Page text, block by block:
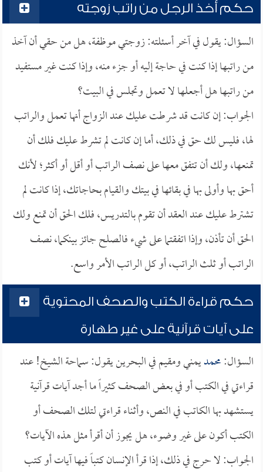
حكم أخذ الرجل من راتب زوجته
السؤال: يقول في آخر أسئلته: زوجتي موظفة، هل من حقي أن آخذ
من راتبها إذا كنت في حاجة إليه أو جزء منه، وإذا كنت غير مستفيد
من راتبها هل أجعلها لا تعمل وتجلس في البيت؟
الجواب: إن كانت قد شرطت عليك عند الزواج أنها تعمل والراتب
لها، فليس لك حق في ذلك، أما إن كانت لم تشرط عليك فلك أن
تمنعها، ولك أن تتفق معها على نصف الراتب أو أقل أو أكثر؛ لأنك
أحق بها وأولى بها في بقائها في بيتك والقيام بحاجاتك، إذا كانت لم
تشترط عليك عند العقد أن تقوم بالتدريس، فلك الحق أن تمنع ولك
الحق أن تأذن، وإذا اتفقتما على شيء فالصلح جائز بينكما، نصف
الراتب أو ثلث الراتب، أو كل الراتب الأمر واسع.
حكم قراءة الكتب والصحف المحتوية
على آيات قرآنية على غير طهارة
السؤال:محمديمني ومقيم في البحرين يقول: سماحة الشيخ! عند
قراءتي في الكتب أو في بعض الصحف كثيراً ما أجد آيات قرآنية
يستشهد بها الكاتب في النص، وأثناء قراءتي لتلك الصحف أو
الكتب أكون على غير وضوء، هل يجوز أن أقرأ مثل هذه الآيات؟
الجواب: لا حرج في ذلك، إذا قرأ الإنسان كتباً فيها آيات أو كتب